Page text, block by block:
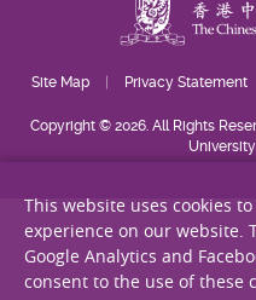
Site Map Privacy Statement
Copyright © 2026. All Rights
This website uses cookies
experience on our website.
Google Analytics and
consent to the use of these